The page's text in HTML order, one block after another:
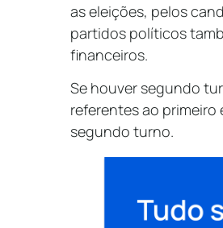
as eleições, pelos
partidos políticos
financeiros.
Se houver segundo
referentes ao
segundo turno.